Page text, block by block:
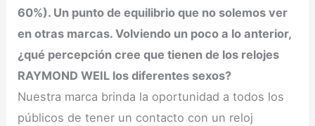
60%). Un punto de equilibrio que no solemos ver
en otras marcas. Volviendo un poco a lo anterior,
¿qué percepción cree que tienen de los relojes
RAYMOND WEIL los diferentes sexos?
Nuestra marca brinda la oportunidad a todos los
públicos de tener un contacto con un reloj